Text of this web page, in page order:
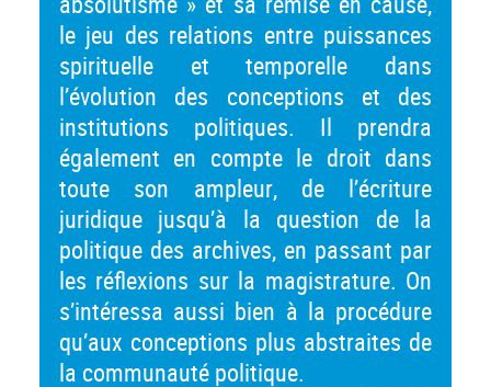
le jeu des relations entre puissances
spirituelle et temporelle dans
l’évolution des conceptions et des
institutions politiques. Il prendra
également en compte le droit dans
toute son ampleur, de l’écriture
juridique jusqu’à la question de la
politique des archives, en passant par
les réflexions sur la magistrature. On
s’intéressa aussi bien à la procédure
qu’aux conceptions plus abstraites de
la communauté politique.